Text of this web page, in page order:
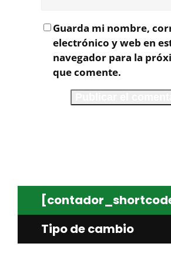
Guarda mi nombre,
electrónico y web en
navegador para la
que comente.
Tipo de cambio